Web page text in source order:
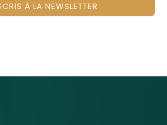
À LA NEWSLETTER